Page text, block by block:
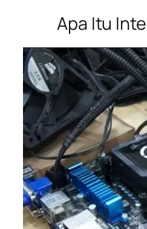
Apa Itu